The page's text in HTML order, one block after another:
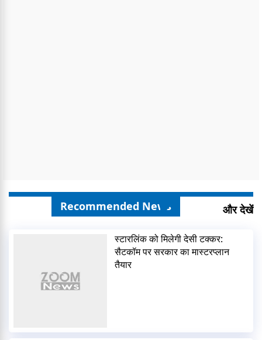
Recommended News और देखें
स्टारलिंक को मिलेगी देसी टक्कर:
सैटकॉम पर सरकार का मास्टरप्लान
तैयार